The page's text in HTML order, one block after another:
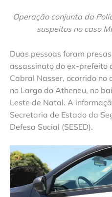
Operação conjunta da
suspeitos no caso
Duas pessoas foram
assassinato do ex-prefeito
Cabral Nasser, ocorrido no
no Largo do Atheneu, no
Leste de Natal. A
Secretaria de Estado da
Defesa Social (SESED).